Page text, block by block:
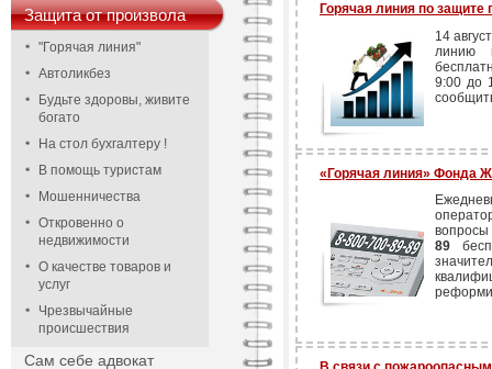
Защита от произвола
"Горячая линия"
Автоликбез
Будьте здоровы, живите
богато
На стол бухгалтеру !
В помощь туристам
Мошенничества
Откровенно о
недвижимости
О качестве товаров и
услуг
Чрезвычайные
происшествия
Сам себе адвокат
Горячая линия по защите
14
линию
9:00 до
«Горячая линия» Фонда
89